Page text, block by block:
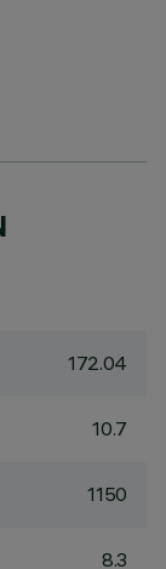
172.04
10.7
1150
8.3